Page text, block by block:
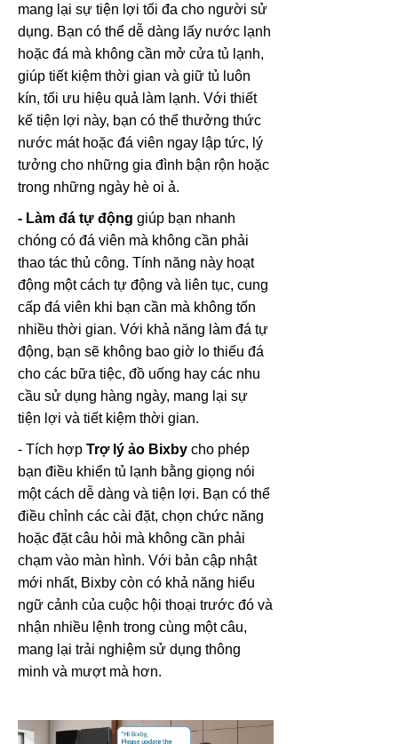
mang lại sự tiện lợi tối đa cho người sử
dụng. Bạn có thể dễ dàng lấy nước lạnh
hoặc đá mà không cần mở cửa tủ lạnh,
giúp tiết kiệm thời gian và giữ tủ luôn
kín, tối ưu hiệu quả làm lạnh. Với thiết
kế tiện lợi này, bạn có thể thưởng thức
nước mát hoặc đá viên ngay lập tức, lý
tưởng cho những gia đình bận rộn hoặc
trong những ngày hè oi ả.
- Làm đá tự động giúp bạn nhanh
chóng có đá viên mà không cần phải
thao tác thủ công. Tính năng này hoạt
động một cách tự động và liên tục, cung
cấp đá viên khi bạn cần mà không tốn
nhiều thời gian. Với khả năng làm đá tự
động, bạn sẽ không bao giờ lo thiếu đá
cho các bữa tiệc, đồ uống hay các nhu
cầu sử dụng hàng ngày, mang lại sự
tiện lợi và tiết kiệm thời gian.
- Tích hợp Trợ lý ảo Bixby cho phép
bạn điều khiển tủ lạnh bằng giọng nói
một cách dễ dàng và tiện lợi. Bạn có thể
điều chỉnh các cài đặt, chọn chức năng
hoặc đặt câu hỏi mà không cần phải
chạm vào màn hình. Với bản cập nhật
mới nhất, Bixby còn có khả năng hiểu
ngữ cảnh của cuộc hội thoại trước đó và
nhận nhiều lệnh trong cùng một câu,
mang lại trải nghiệm sử dụng thông
minh và mượt mà hơn.